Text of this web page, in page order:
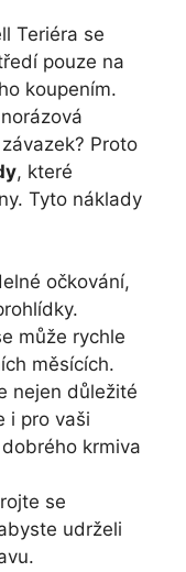
Teriéra se
pouze na
koupením.
Proto
, které
Tyto náklady
očkování,
může rychle
měsících.
nejen důležité
i pro vaši
krmiva
se
udrželi